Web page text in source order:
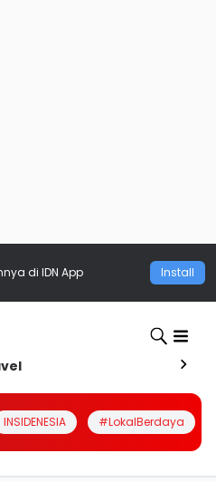
di IDN App Install
INSIDENESIA #LokalBerdaya